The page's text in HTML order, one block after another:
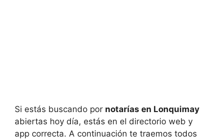
Si estás buscando por notarías en Lonquimay
abiertas hoy día, estás en el directorio web y
app correcta. A continuación te traemos todos